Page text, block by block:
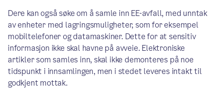
Dere kan også søke om å samle inn EE-avfall, med unntak
av enheter med lagringsmuligheter, som for eksempel
mobiltelefoner og datamaskiner. Dette for at sensitiv
informasjon ikke skal havne på avveie. Elektroniske
artikler som samles inn, skal ikke demonteres på noe
tidspunkt i innsamlingen, men i stedet leveres intakt til
godkjent mottak.